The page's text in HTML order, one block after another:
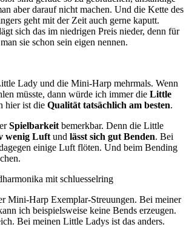
aber darauf nicht machen. Und die Kette des
geht mit der Zeit auch gerne kaputt.
sich das im niedrigen Preis nieder, denn für
sie schon sein eigen nennen.
Lady und die Mini-Harp mehrmals. Wenn
müsste, dann würde ich immer die Little
hier ist die Qualität tatsächlich am besten.
Spielbarkeit bemerkbar. Denn die Little
wenig Luft und lässt sich gut Benden. Bei
einige Luft flöten. Und beim Bending
Mini-Harp Exemplar-Streuungen. Bei meiner
ich beispielsweise keine Bends erzeugen.
Bei meinen Little Ladys ist das anders.